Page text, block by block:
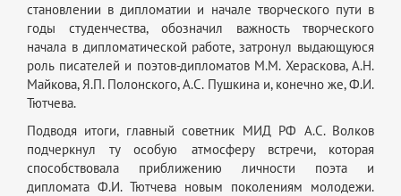
становлении в дипломатии и начале творческого пути в
годы студенчества, обозначил важность творческого
начала в дипломатической работе, затронул выдающуюся
роль писателей и поэтов-дипломатов М.М. Хераскова, А.Н.
Майкова, Я.П. Полонского, А.С. Пушкина и, конечно же, Ф.И.
Тютчева.
Подводя итоги, главный советник МИД РФ А.С. Волков
подчеркнул ту особую атмосферу встречи, которая
способствовала приближению личности поэта и
дипломата Ф.И. Тютчева новым поколениям молодежи.